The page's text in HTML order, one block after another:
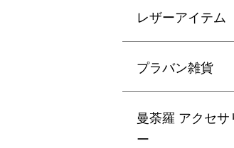
レザーアイテム
プラバン雑貨
曼荼羅 アクセサ
ー